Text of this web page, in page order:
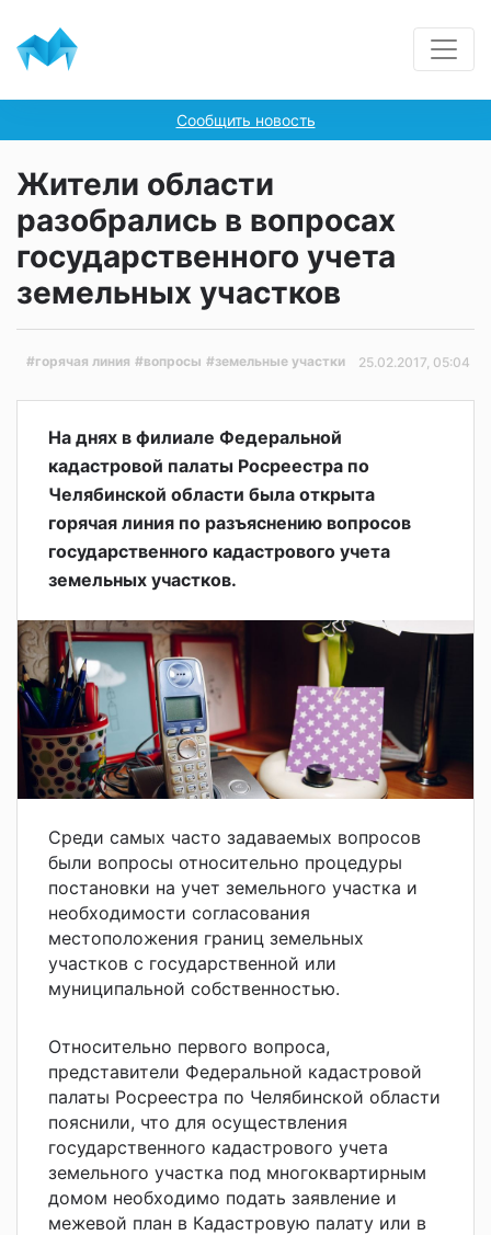
Сообщить новость
Жители области
разобрались в вопросах
государственного учета
земельных участков
#горячая линия #вопросы #земельные участки 25.02.2017, 05:04
На днях в филиале Федеральной
кадастровой палаты Росреестра по
Челябинской области была открыта
горячая линия по разъяснению вопросов
государственного кадастрового учета
земельных участков.
Среди самых часто задаваемых вопросов
были вопросы относительно процедуры
постановки на учет земельного участка и
необходимости согласования
местоположения границ земельных
участков с государственной или
муниципальной собственностью.
Относительно первого вопроса,
представители Федеральной кадастровой
палаты Росреестра по Челябинской области
пояснили, что для осуществления
государственного кадастрового учета
земельного участка под многоквартирным
домом необходимо подать заявление и
межевой план в Кадастровую палату или в